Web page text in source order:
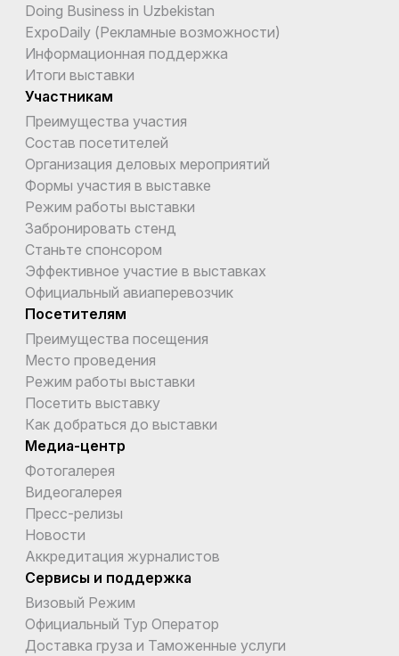
Doing Business in Uzbekistan
ExpoDaily (Рекламные возможности)
Информационная поддержка
Итоги выставки
Участникам
Преимущества участия
Состав посетителей
Организация деловых мероприятий
Формы участия в выставке
Режим работы выставки
Забронировать стенд
Станьте спонсором
Эффективное участие в выставках
Официальный авиаперевозчик
Посетителям
Преимущества посещения
Место проведения
Режим работы выставки
Посетить выставку
Как добраться до выставки
Медиа-центр
Фотогалерея
Видеогалерея
Пресс-релизы
Новости
Аккредитация журналистов
Сервисы и поддержка
Визовый Режим
Официальный Тур Оператор
Доставка груза и Таможенные услуги